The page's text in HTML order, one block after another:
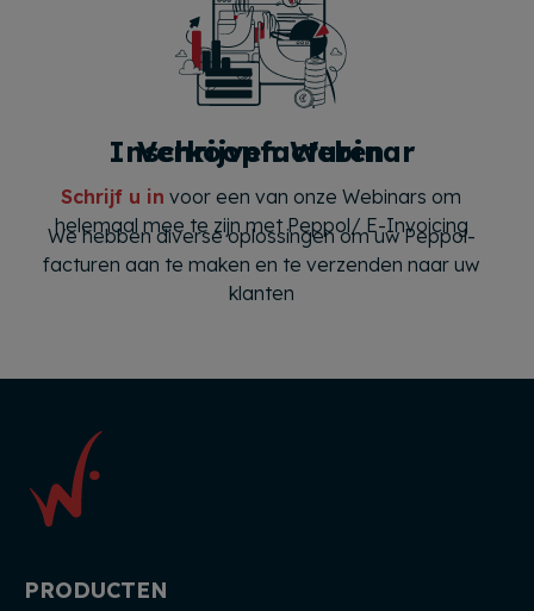
Verkoopfacturen
We hebben diverse oplossingen om uw Peppol-
facturen aan te maken en te verzenden naar uw
klanten
Inschrijven Webinar
Schrijf u in voor een van onze Webinars om
helemaal mee te zijn met Peppol/ E-Invoicing
PRODUCTEN